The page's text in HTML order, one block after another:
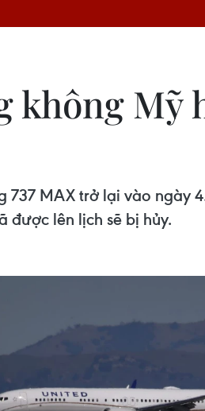
không Mỹ
737 MAX trở lại vào
được lên lịch sẽ bị hủy.